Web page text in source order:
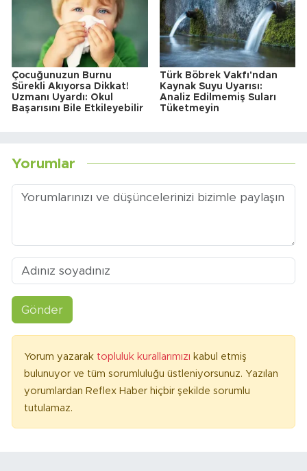
Çocuğunuzun Burnu
Sürekli Akıyorsa Dikkat!
Uzmanı Uyardı: Okul
Başarısını Bile Etkileyebilir
Türk Böbrek Vakfı'ndan
Kaynak Suyu Uyarısı:
Analiz Edilmemiş Suları
Tüketmeyin
Yorumlar
Gönder
Yorum yazarak topluluk kurallarımızı kabul etmiş
bulunuyor ve tüm sorumluluğu üstleniyorsunuz. Yazılan
yorumlardan Reflex Haber hiçbir şekilde sorumlu
tutulamaz.